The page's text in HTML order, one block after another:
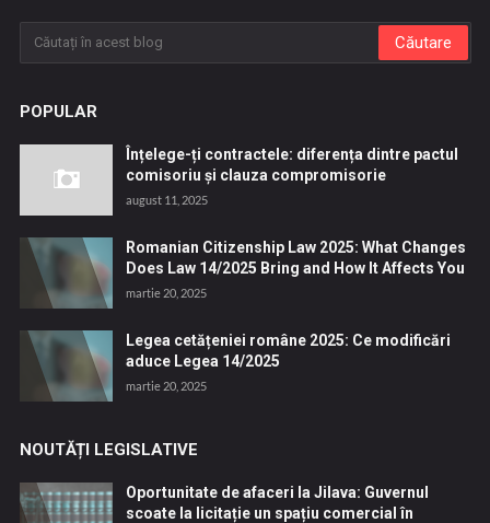
POPULAR
Înțelege-ți contractele: diferența dintre pactul
comisoriu și clauza compromisorie
august 11, 2025
Romanian Citizenship Law 2025: What Changes
Does Law 14/2025 Bring and How It Affects You
martie 20, 2025
Legea cetățeniei române 2025: Ce modificări
aduce Legea 14/2025
martie 20, 2025
NOUTĂȚI LEGISLATIVE
Oportunitate de afaceri la Jilava: Guvernul
scoate la licitație un spațiu comercial în